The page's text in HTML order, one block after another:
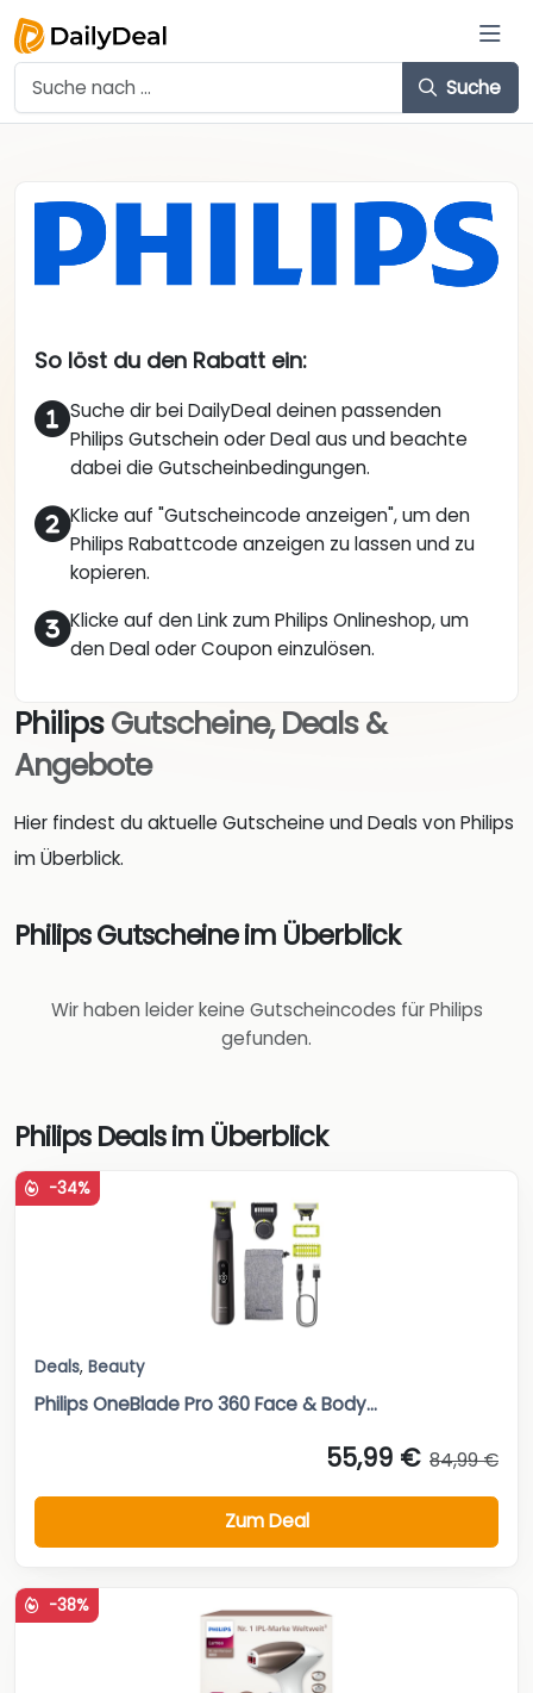
Suche
So löst du den Rabatt ein:
Suche dir bei DailyDeal deinen passenden
Philips Gutschein oder Deal aus und beachte
dabei die Gutscheinbedingungen.
Klicke auf "Gutscheincode anzeigen", um den
Philips Rabattcode anzeigen zu lassen und zu
kopieren.
Klicke auf den Link zum Philips Onlineshop, um
den Deal oder Coupon einzulösen.
PhilipsGutscheine, Deals &
Angebote
Hier findest du aktuelle Gutscheine und Deals von Philips
im Überblick.
Philips Gutscheine im Überblick
Wir haben leider keine Gutscheincodes für Philips
gefunden.
Philips Deals im Überblick
-34%
Deals, Beauty
Philips OneBlade Pro 360 Face & Body...
55,99 € 84,99 €
Zum Deal
-38%